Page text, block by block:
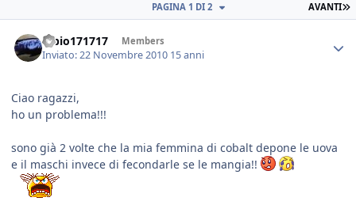
AVANTI
PAGINA 1 DI 2
fabio171717 Members
Inviato:22 Novembre 2010 15 anni
Ciao ragazzi,
ho un problema!!!
sono già 2 volte che la mia femmina di cobalt depone le uova
e il maschi invece di fecondarle se le mangia!!